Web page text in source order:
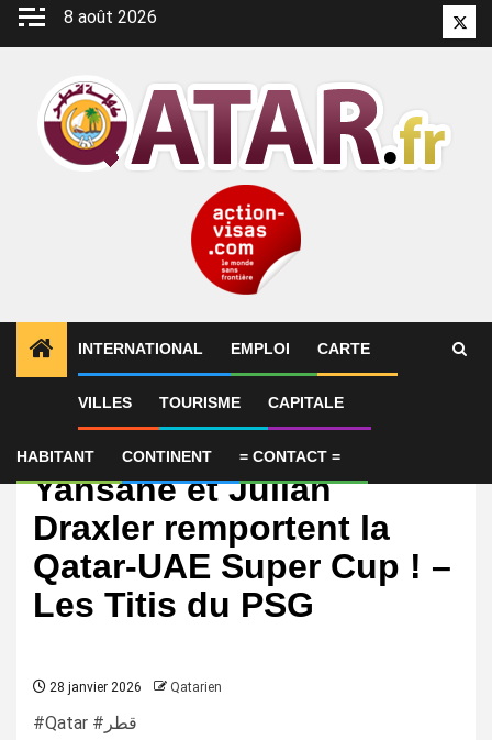
Aller
8 août 2026
INTERNATIONAL EMPLOI CARTE
VILLES TOURISME CAPITALE
HABITANT CONTINENT = CONTACT =
International
[News-Anciens] Sekou
Yansane et Julian
Draxler remportent la
Qatar-UAE Super Cup ! –
Les Titis du PSG
28 janvier 2026 Qatarien
#Qatar #قطر